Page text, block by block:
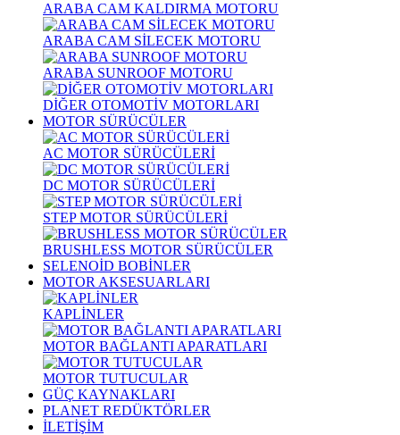
ARABA CAM KALDIRMA MOTORU
ARABA CAM SİLECEK MOTORU
ARABA SUNROOF MOTORU
DİĞER OTOMOTİV MOTORLARI
MOTOR SÜRÜCÜLER
AC MOTOR SÜRÜCÜLERİ
DC MOTOR SÜRÜCÜLERİ
STEP MOTOR SÜRÜCÜLERİ
BRUSHLESS MOTOR SÜRÜCÜLER
SELENOİD BOBİNLER
MOTOR AKSESUARLARI
KAPLİNLER
MOTOR BAĞLANTI APARATLARI
MOTOR TUTUCULAR
GÜÇ KAYNAKLARI
PLANET REDÜKTÖRLER
İLETİŞİM